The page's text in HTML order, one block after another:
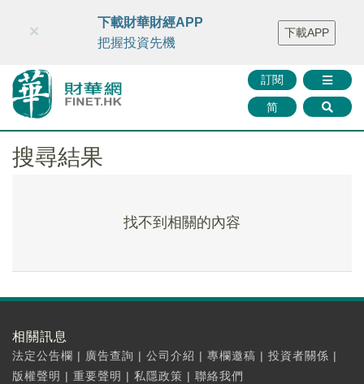
財華智庫網 FINTV FINMETA 財華證券 媒體矩陣
智庫沙龍
聯絡我們
訂閱
简
×
下載財華財經APP
把握投資先機
下載APP
搜尋結果
找不到相關的內容
相關訊息
法定公告欄 | 廣告查詢 | 公司介紹 | 專欄邀稿 | 投資者關係 |
版權聲明 | 重要聲明 | 私隱政策 | 聯絡我們